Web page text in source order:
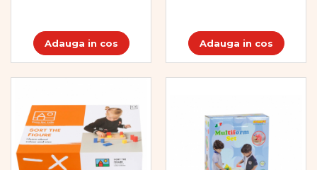
Adauga in cos Adauga in cos